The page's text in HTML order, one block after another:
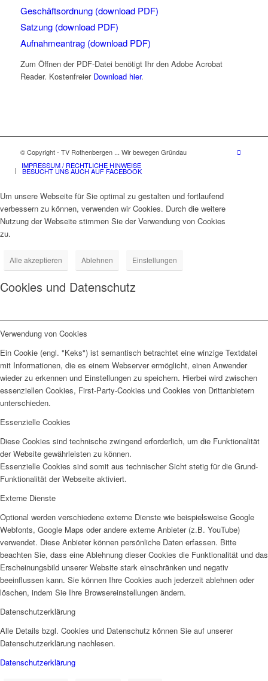
Geschäftsordnung (download PDF)
Satzung (download PDF)
Aufnahmeantrag (download PDF)
Zum Öffnen der PDF-Datei benötigt Ihr den Adobe Acrobat
Reader. Kostenfreier Download hier.
© Copyright - TV Rothenbergen ... Wir bewegen Gründau
IMPRESSUM / RECHTLICHE HINWEISE
BESUCHT UNS AUCH AUF FACEBOOK
Um unsere Webseite für Sie optimal zu gestalten und fortlaufend
verbessern zu können, verwenden wir Cookies. Durch die weitere
Nutzung der Webseite stimmen Sie der Verwendung von Cookies
zu.
Alle akzeptieren Ablehnen Einstellungen
Cookies und Datenschutz
Verwendung von Cookies
Ein Cookie (engl. "Keks") ist semantisch betrachtet eine winzige Textdatei
mit Informationen, die es einem Webserver ermöglicht, einen Anwender
wieder zu erkennen und Einstellungen zu speichern. Hierbei wird zwischen
essenziellen Cookies, First-Party-Cookies und Cookies von Drittanbietern
unterschieden.
Essenzielle Cookies
Diese Cookies sind technische zwingend erforderlich, um die Funktionalität
der Website gewährleisten zu können.
Essenzielle Cookies sind somit aus technischer Sicht stetig für die Grund-
Funktionalität der Webseite aktiviert.
Externe Dienste
Optional werden verschiedene externe Dienste wie beispielsweise Google
Webfonts, Google Maps oder andere externe Anbieter (z.B. YouTube)
verwendet. Diese Anbieter können persönliche Daten erfassen. Bitte
beachten Sie, dass eine Ablehnung dieser Cookies die Funktionalität und das
Erscheinungsbild unserer Website stark einschränken und negativ
beeinflussen kann. Sie können Ihre Cookies auch jederzeit ablehnen oder
löschen, indem Sie Ihre Browsereinstellungen ändern.
Datenschutzerklärung
Alle Details bzgl. Cookies und Datenschutz können Sie auf unserer
Datenschutzerklärung nachlesen.
Datenschutzerklärung